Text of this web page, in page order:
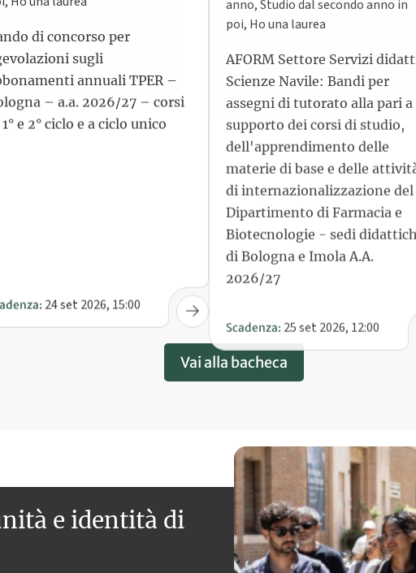
sugli
annuali TPER –
– a.a. 2026/27 – corsi
e 2° ciclo e a ciclo unico
AFORM Settore Servizi
assegni di tutorato alla pari a
supporto dei corsi di studio,
dell'apprendimento delle
materie di base e delle
di internazionalizzazione del
Dipartimento di Farmacia e
Biotecnologie - sedi
di Bologna e Imola A.A.
2026/27
Scadenza:
Vai alla bacheca
e identità di